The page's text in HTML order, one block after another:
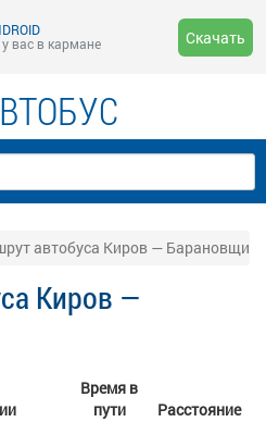
вас в кармане
Скачать
автобуса Киров — Барановщина
Киров —
Время в
пути
Расстояние